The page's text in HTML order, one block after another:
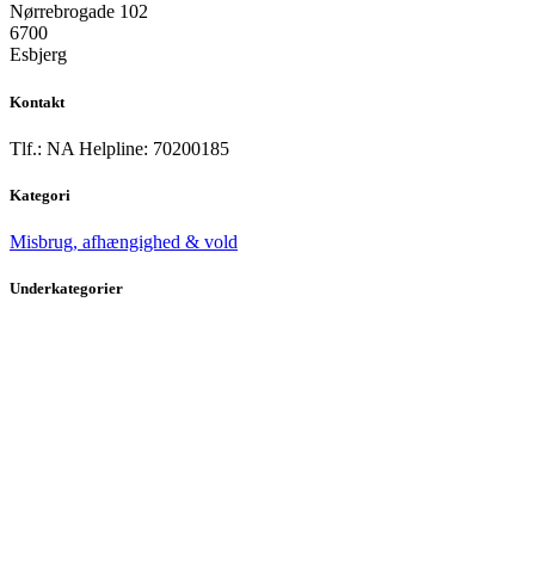
Nørrebrogade 102
6700
Esbjerg
Kontakt
Tlf.: NA Helpline: 70200185
Kategori
Misbrug, afhængighed & vold
Underkategorier